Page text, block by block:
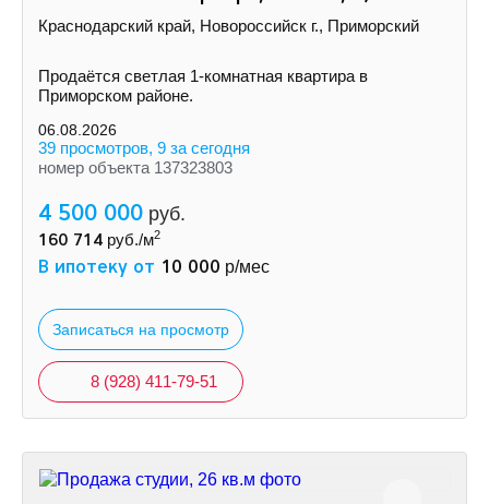
Краснодарский край, Новороссийск г., Приморский
Продаётся светлая 1-комнатная квартира в
Приморском районе.
06.08.2026
39 просмотров, 9 за сегодня
номер объекта 137323803
4 500 000 руб.
160 714 руб./м2
В ипотеку от 10 000 р/мес
Записаться на просмотр
8 (928) 411-79-51